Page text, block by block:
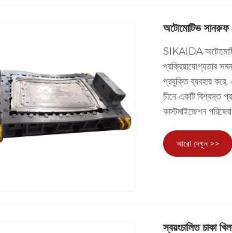
অটোমোটিভ
SIKAIDA
প্রক্রিয়াযোগ্যতার
প্রযুক্তি ব্যবহার করে,
চীনে একটি বিশ্বস্ত
কাস্টমাইজেশন
আরো দেখুন >>
স্বয়ংচালিত চাকা